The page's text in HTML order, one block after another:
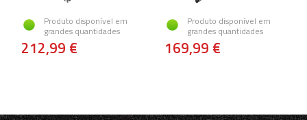
Produto disponível em
grandes quantidades
212,99 €
Produto disponível em
grandes quantidades
169,99 €